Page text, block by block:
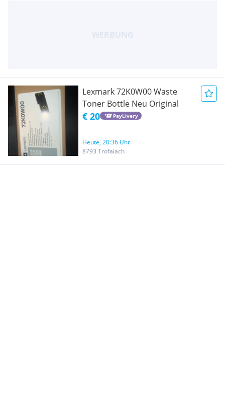
Lexmark 72K0W00 Waste
Toner Bottle Neu Original
€ 20 PayLivery
Heute, 20:36 Uhr
8793 Trofaiach